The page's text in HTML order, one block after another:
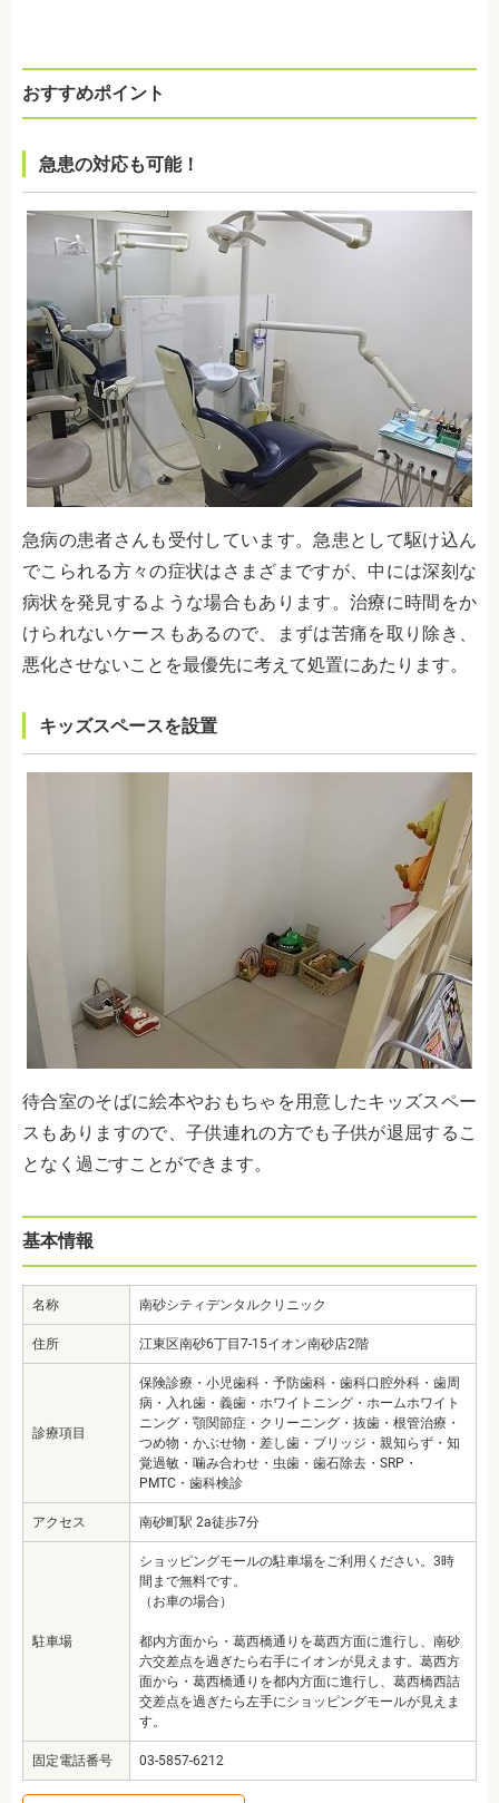
おすすめポイント
急患の対応も可能！
急病の患者さんも受付しています。急患として駆け込ん
でこられる方々の症状はさまざまですが、中には深刻な
病状を発見するような場合もあります。治療に時間をか
けられないケースもあるので、まずは苦痛を取り除き、
悪化させないことを最優先に考えて処置にあたります。
キッズスペースを設置
待合室のそばに絵本やおもちゃを用意したキッズスペー
スもありますので、子供連れの方でも子供が退屈するこ
となく過ごすことができます。
基本情報
名称 南砂シティデンタルクリニック
住所 江東区南砂6丁目7-15イオン南砂店2階
診療項目
保険診療・小児歯科・予防歯科・歯科口腔外科・歯周
病・入れ歯・義歯・ホワイトニング・ホームホワイト
ニング・顎関節症・クリーニング・抜歯・根管治療・
つめ物・かぶせ物・差し歯・ブリッジ・親知らず・知
覚過敏・噛み合わせ・虫歯・歯石除去・SRP・
PMTC・歯科検診
アクセス 南砂町駅 2a徒歩7分
駐車場
ショッピングモールの駐車場をご利用ください。3時
間まで無料です。
（お車の場合）
都内方面から・葛西橋通りを葛西方面に進行し、南砂
六交差点を過ぎたら右手にイオンが見えます。葛西方
面から・葛西橋通りを都内方面に進行し、葛西橋西詰
交差点を過ぎたら左手にショッピングモールが見えま
す。
固定電話番号 03-5857-6212